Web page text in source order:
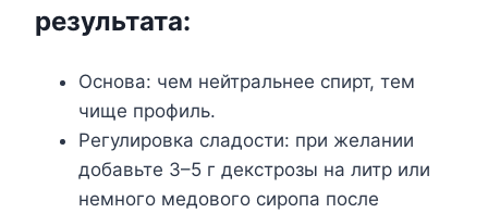
результата:
Основа: чем нейтральнее спирт, тем
чище профиль.
Регулировка сладости: при желании
добавьте 3–5 г декстрозы на литр или
немного медового сиропа после